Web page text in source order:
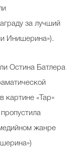
за лучший
Инишерина»).
Остина Батлера
картине «Тар»
жанре